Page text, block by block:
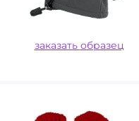
заказать образец